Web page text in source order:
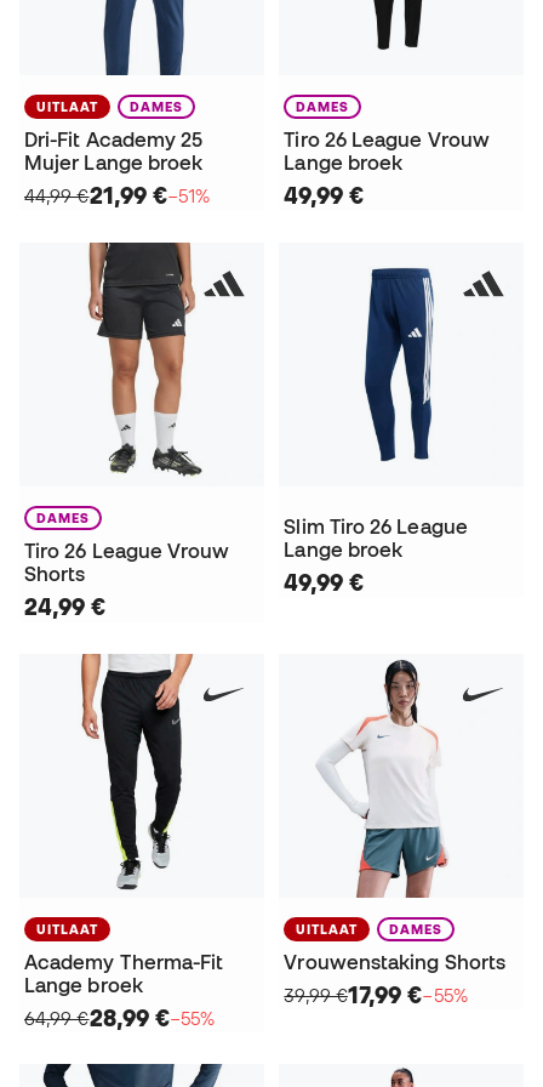
UITLAAT DAMES
Dri-Fit Academy 25
Mujer Lange broek
44,99 €21,99 €−51%
DAMES
Tiro 26 League Vrouw
Lange broek
49,99 €
DAMES
Tiro 26 League Vrouw
Shorts
24,99 €
Slim Tiro 26 League
Lange broek
49,99 €
UITLAAT
Academy Therma-Fit
Lange broek
64,99 €28,99 €−55%
UITLAAT DAMES
Vrouwenstaking Shorts
39,99 €17,99 €−55%